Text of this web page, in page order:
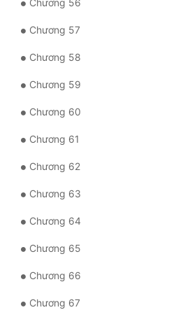
Chương 57
Chương 58
Chương 59
Chương 60
Chương 61
Chương 62
Chương 63
Chương 64
Chương 65
Chương 66
Chương 67